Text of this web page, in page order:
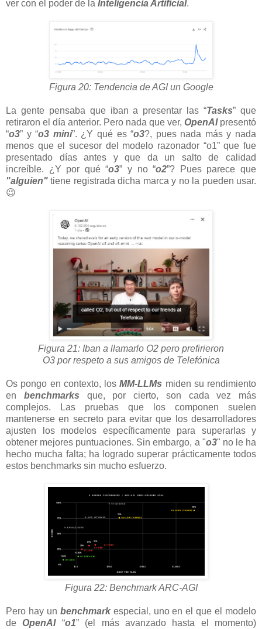
ver con el poder de la Inteligencia Artificial.
Figura 20: Tendencia de AGI un Google
La gente pensaba que iban a presentar las “Tasks” que
retiraron el día anterior. Pero nada que ver, OpenAI presentó
“o3” y “o3 mini”. ¿Y qué es “o3?, pues nada más y nada
menos que el sucesor del modelo razonador “o1” que fue
presentado días antes y que da un salto de calidad
increíble. ¿Y por qué “o3” y no “o2”? Pues parece que
"alguien" tiene registrada dicha marca y no la pueden usar.
😉
Figura 21: Iban a llamarlo O2 pero prefirieron
O3 por respeto a sus amigos de Telefónica
Os pongo en contexto, losMM-LLMs miden su rendimiento
en benchmarks que, por cierto, son cada vez más
complejos. Las pruebas que los componen suelen
mantenerse en secreto para evitar que los desarrolladores
ajusten los modelos específicamente para superarlas y
obtener mejores puntuaciones. Sin embargo, a "o3" no le ha
hecho mucha falta; ha logrado superar prácticamente todos
estos benchmarks sin mucho esfuerzo.
Figura 22: Benchmark ARC-AGI
Pero hay un benchmarkespecial, uno en el que el modelo
deOpenAI“o1” (el más avanzado hasta el momento)